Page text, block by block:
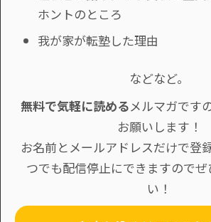
ホントのところ
我が家が転塾した理由
などなど。
無料で気軽に読めるメルマガです
お願いします！
お名前とメールアドレスだけで登
つでも配信停止にできますので
い！